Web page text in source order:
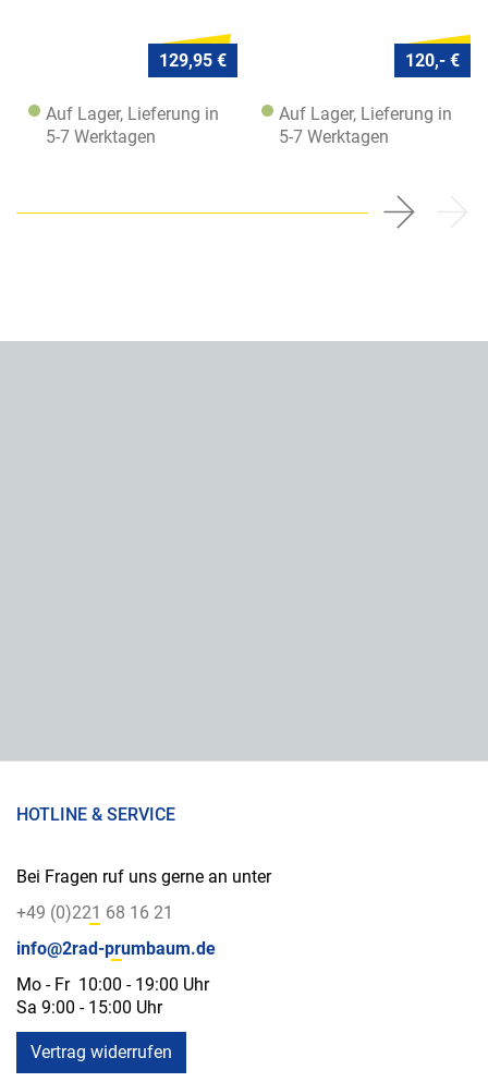
129,95 €
Auf Lager, Lieferung in
5-7 Werktagen
120,- €
Auf Lager, Lieferung in
5-7 Werktagen
HOTLINE & SERVICE
Bei Fragen ruf uns gerne an unter
+49 (0)221 68 16 21
info@2rad-prumbaum.de
Mo - Fr 10:00 - 19:00 Uhr
Sa 9:00 - 15:00 Uhr
Vertrag widerrufen